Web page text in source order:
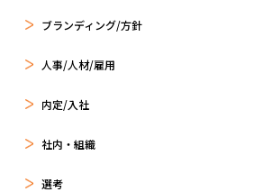
ブランディング/方針
人事/人材/雇用
内定/入社
社内・組織
選考